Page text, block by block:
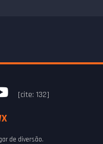
[cite: 132]
de diversão.